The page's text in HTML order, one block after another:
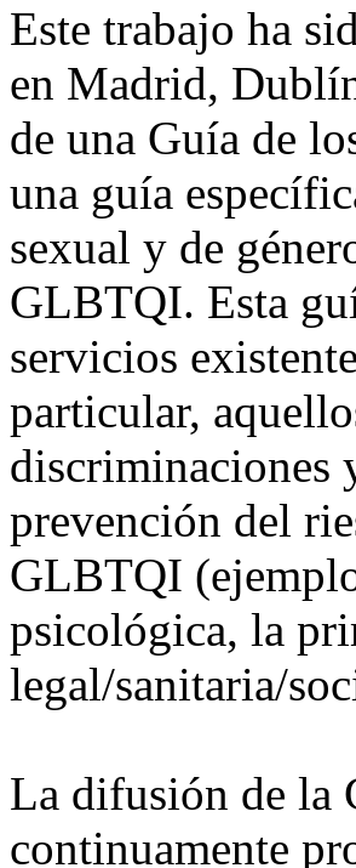
Este trabajo ha
en Madrid,
de una Guía de
una guía
sexual y de
GLBTQI. Esta
servicios
particular,
discriminaciones
prevención del
GLBTQI
psicológica, la
legal/sanitaria/
La difusión de la
continuamente